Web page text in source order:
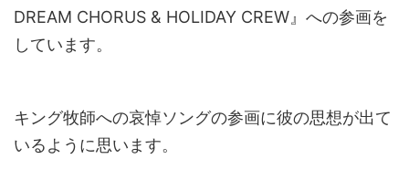
DREAM CHORUS & HOLIDAY CREW』への参画を
しています。
キング牧師への哀悼ソングの参画に彼の思想が出て
いるように思います。